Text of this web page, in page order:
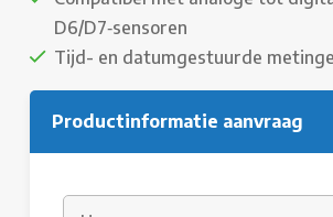
D6/D7‑sensoren
Tijd- en datumgestuurde
Productinformatie aanvraag